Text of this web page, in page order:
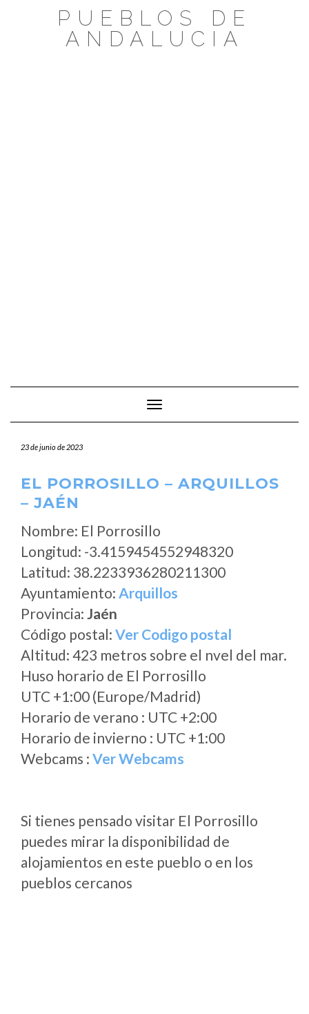
PUEBLOS DE
ANDALUCIA
Cambiar modo de navegación
23 de junio de 2023
EL PORROSILLO – ARQUILLOS
– JAÉN
Nombre: El Porrosillo
Longitud: -3.4159454552948320
Latitud: 38.2233936280211300
Ayuntamiento: Arquillos
Provincia: Jaén
Código postal: Ver Codigo postal
Altitud: 423 metros sobre el nvel del mar.
Huso horario de El Porrosillo
UTC +1:00 (Europe/Madrid)
Horario de verano : UTC +2:00
Horario de invierno : UTC +1:00
Webcams : Ver Webcams
Si tienes pensado visitar El Porrosillo
puedes mirar la disponibilidad de
alojamientos en este pueblo o en los
pueblos cercanos